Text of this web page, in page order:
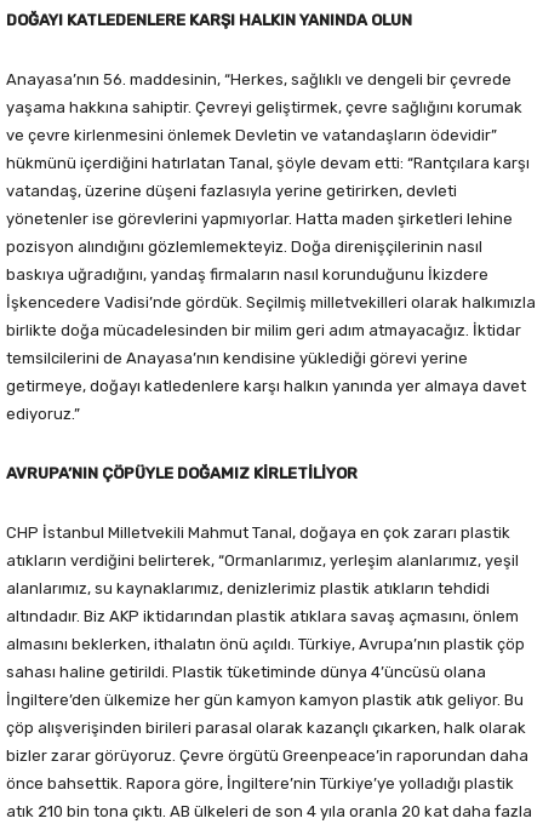
DOĞAYI KATLEDENLERE KARŞI HALKIN YANINDA OLUN
Anayasa’nın 56. maddesinin, “Herkes, sağlıklı ve dengeli bir çevrede
yaşama hakkına sahiptir. Çevreyi geliştirmek, çevre sağlığını korumak
ve çevre kirlenmesini önlemek Devletin ve vatandaşların ödevidir”
hükmünü içerdiğini hatırlatan Tanal, şöyle devam etti: “Rantçılara karşı
vatandaş, üzerine düşeni fazlasıyla yerine getirirken, devleti
yönetenler ise görevlerini yapmıyorlar. Hatta maden şirketleri lehine
pozisyon alındığını gözlemlemekteyiz. Doğa direnişçilerinin nasıl
baskıya uğradığını, yandaş firmaların nasıl korunduğunu İkizdere
İşkencedere Vadisi’nde gördük. Seçilmiş milletvekilleri olarak halkımızla
birlikte doğa mücadelesinden bir milim geri adım atmayacağız. İktidar
temsilcilerini de Anayasa’nın kendisine yüklediği görevi yerine
getirmeye, doğayı katledenlere karşı halkın yanında yer almaya davet
ediyoruz.”
AVRUPA’NIN ÇÖPÜYLE DOĞAMIZ KİRLETİLİYOR
CHP İstanbul Milletvekili Mahmut Tanal, doğaya en çok zararı plastik
atıkların verdiğini belirterek, “Ormanlarımız, yerleşim alanlarımız, yeşil
alanlarımız, su kaynaklarımız, denizlerimiz plastik atıkların tehdidi
altındadır. Biz AKP iktidarından plastik atıklara savaş açmasını, önlem
almasını beklerken, ithalatın önü açıldı. Türkiye, Avrupa’nın plastik çöp
sahası haline getirildi. Plastik tüketiminde dünya 4’üncüsü olana
İngiltere’den ülkemize her gün kamyon kamyon plastik atık geliyor. Bu
çöp alışverişinden birileri parasal olarak kazançlı çıkarken, halk olarak
bizler zarar görüyoruz. Çevre örgütü Greenpeace’in raporundan daha
önce bahsettik. Rapora göre, İngiltere’nin Türkiye’ye yolladığı plastik
atık 210 bin tona çıktı. AB ülkeleri de son 4 yıla oranla 20 kat daha fazla